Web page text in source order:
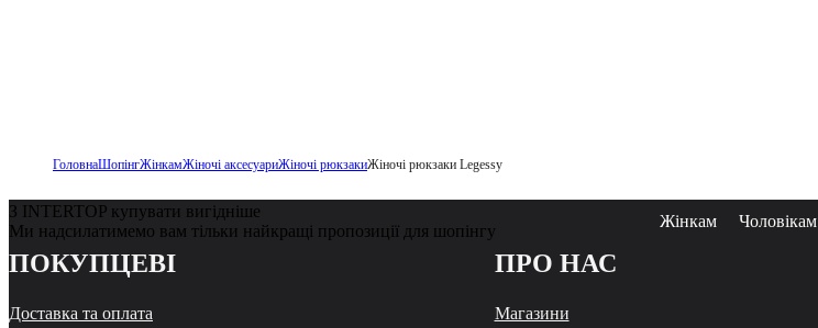
ГоловнаШопінгЖінкамЖіночі аксесуариЖіночі рюкзакиЖіночі рюкзаки Legessy
З INTERTOP купувати вигідніше
Ми надсилатимемо вам тільки найкращі пропозиції для шопінгу
Жінкам Чоловікам
ПОКУПЦЕВІ
Доставка та оплата
ПРО НАС
Магазини